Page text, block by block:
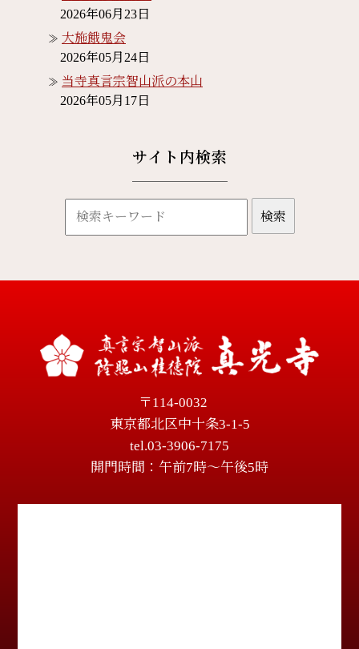
2026年06月23日
大施餓鬼会
2026年05月24日
当寺真言宗智山派の本山
2026年05月17日
サイト内検索
〒114-0032
東京都北区中十条3-1-5
tel.03-3906-7175
開門時間：午前7時～午後5時